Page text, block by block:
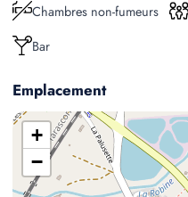
Chambres non-fumeurs
Bar
Emplacement
+
−